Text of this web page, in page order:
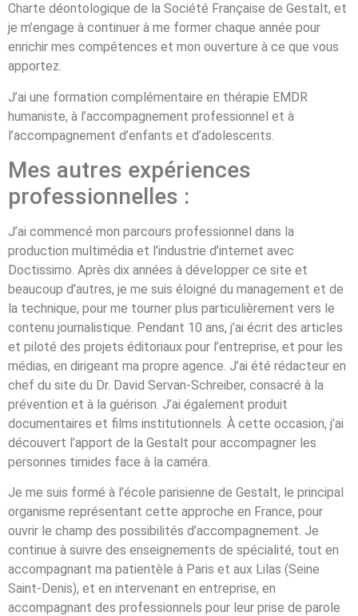
Charte déontologique de la Société Française de Gestalt, et
je m’engage à continuer à me former chaque année pour
enrichir mes compétences et mon ouverture à ce que vous
apportez.
J’ai une formation complémentaire en thérapie EMDR
humaniste, à l’accompagnement professionnel et à
l’accompagnement d’enfants et d’adolescents.
Mes autres expériences
professionnelles :
J’ai commencé mon parcours professionnel dans la
production multimédia et l’industrie d’internet avec
Doctissimo. Après dix années à développer ce site et
beaucoup d’autres, je me suis éloigné du management et de
la technique, pour me tourner plus particulièrement vers le
contenu journalistique. Pendant 10 ans, j’ai écrit des articles
et piloté des projets éditoriaux pour l’entreprise, et pour les
médias, en dirigeant ma propre agence. J’ai été rédacteur en
chef du site du Dr. David Servan-Schreiber, consacré à la
prévention et à la guérison. J’ai également produit
documentaires et films institutionnels. À cette occasion, j’ai
découvert l’apport de la Gestalt pour accompagner les
personnes timides face à la caméra.
Je me suis formé à l’école parisienne de Gestalt, le principal
organisme représentant cette approche en France, pour
ouvrir le champ des possibilités d’accompagnement. Je
continue à suivre des enseignements de spécialité, tout en
accompagnant ma patientèle à Paris et aux Lilas (Seine
Saint-Denis), et en intervenant en entreprise, en
accompagnant des professionnels pour leur prise de parole